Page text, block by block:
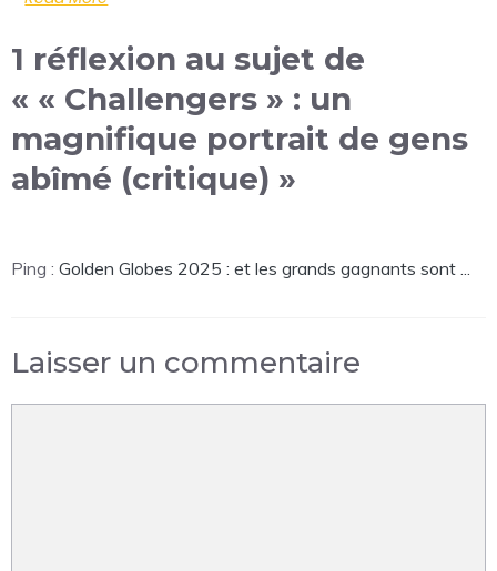
1 réflexion au sujet de
« « Challengers » : un
magnifique portrait de gens
abîmé (critique) »
Ping : Golden Globes 2025 : et les grands gagnants sont ...
Laisser un commentaire